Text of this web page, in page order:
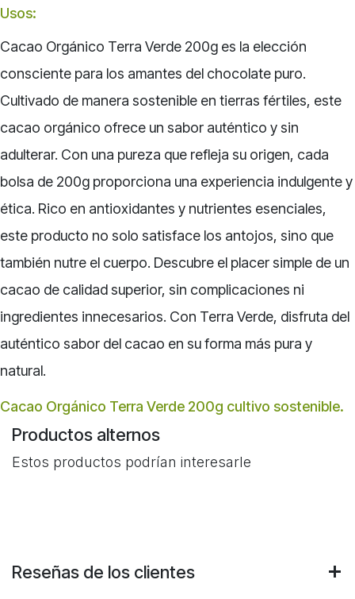
Usos:
Cacao Orgánico Terra Verde 200g es la elección
consciente para los amantes del chocolate puro.
Cultivado de manera sostenible en tierras fértiles, este
cacao orgánico ofrece un sabor auténtico y sin
adulterar. Con una pureza que refleja su origen, cada
bolsa de 200g proporciona una experiencia indulgente y
ética. Rico en antioxidantes y nutrientes esenciales,
este producto no solo satisface los antojos, sino que
también nutre el cuerpo. Descubre el placer simple de un
cacao de calidad superior, sin complicaciones ni
ingredientes innecesarios. Con Terra Verde, disfruta del
auténtico sabor del cacao en su forma más pura y
natural.
Cacao Orgánico Terra Verde 200g cultivo sostenible.
Productos alternos
Estos productos podrían interesarle
Reseñas de los clientes